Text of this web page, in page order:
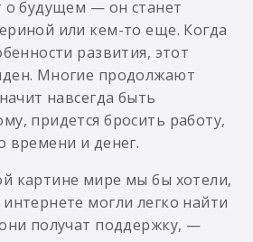
о будущем — он станет
или кем-то еще. Когда
развития, этот
Многие продолжают
навсегда быть
придется бросить работу,
времени и денег.
картине мире мы бы хотели,
могли легко найти
получат поддержку, —